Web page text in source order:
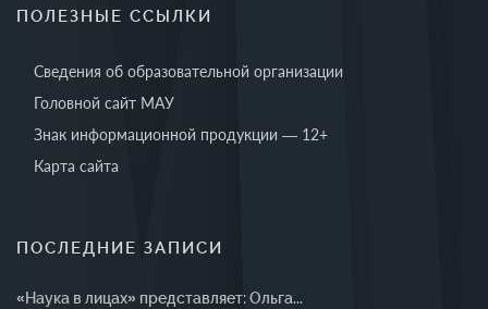
ПОЛЕЗНЫЕ ССЫЛКИ
Сведения об образовательной организации
Головной сайт МАУ
Знак информационной продукции — 12+
Карта сайта
ПОСЛЕДНИЕ ЗАПИСИ
«Наука в лицах» представляет: Ольга...